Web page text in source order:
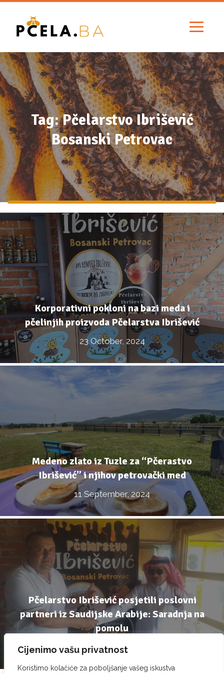
Cijenimo vašu privatnost
Koristimo kolačiće za poboljšanje vašeg iskustva
Tag: Pčelarstvo Ibrišević
Bosanski Petrovac
Korporativni pokloni na bazi meda i
pčelinjih proizvoda Pčelarstva Ibrišević
23 October, 2024
Medeno zlato iz Tuzle za “Pčerastvo
Ibrišević” i njihov petrovački med
11 September, 2024
Pčelarstvo Ibrišević posjetili poslovni
partneri iz Saudijske Arabije: Saradnja na
pomolu
22 July, 2024